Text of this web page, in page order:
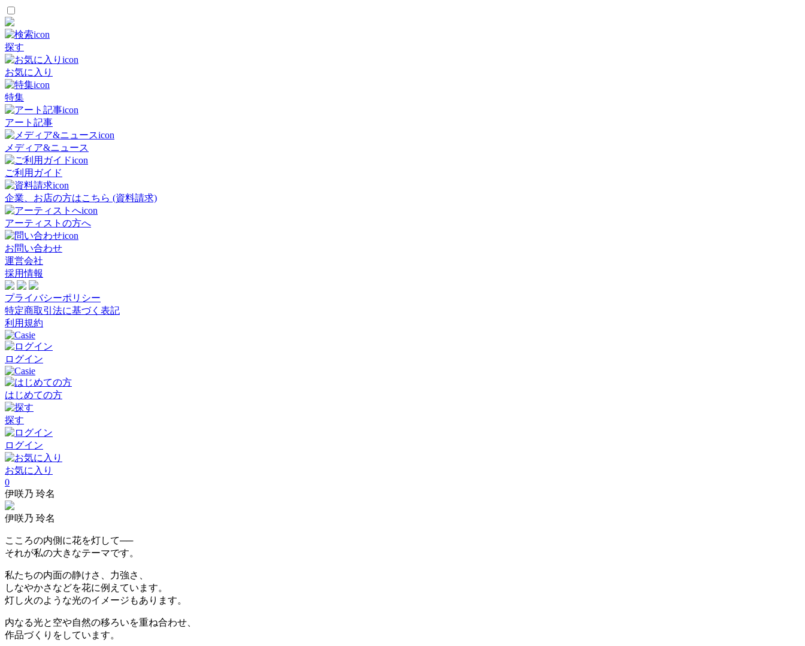
探す
お気に入り
特集
アート記事
メディア&ニュース
ご利用ガイド
企業、お店の方はこちら (資料請求)
アーティストの方へ
お問い合わせ
運営会社
採用情報
プライバシーポリシー
特定商取引法に基づく表記
利用規約
ログイン
はじめての方
探す
ログイン
お気に入り
0
伊咲乃 玲名
伊咲乃 玲名
こころの内側に花を灯して──
それが私の大きなテーマです。
私たちの内面の静けさ、力強さ、
しなやかさなどを花に例えています。
灯し火のような光のイメージもあります。
内なる光と空や自然の移ろいを重ね合わせ、
作品づくりをしています。